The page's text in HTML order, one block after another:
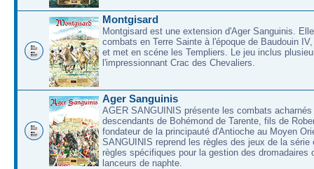
Montgisard
Montgisard est une extension d'Ager Sanguinis.
combats en Terre Sainte à l'époque de Baudouin
et met en scéne les Templiers. Le jeu inclus
l'impressionnant Crac des Chevaliers.
Ager Sanguinis
AGER SANGUINIS présente les combats acharnés
descendants de Bohémond de Tarente, fils de
fondateur de la principauté d'Antioche au Moyen
SANGUINIS reprend les règles des jeux de la série
règles spécifiques pour la gestion des dromadaires
lanceurs de naphte.